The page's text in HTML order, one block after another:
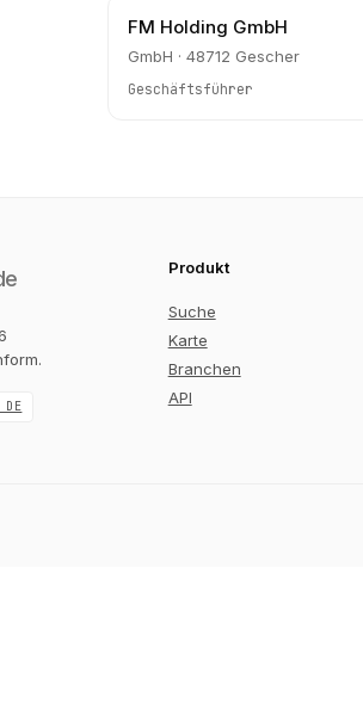
FM Holding GmbH
GmbH · 48712 Gescher
Geschäftsführer
DE
Produkt
Suche
Karte
Branchen
API